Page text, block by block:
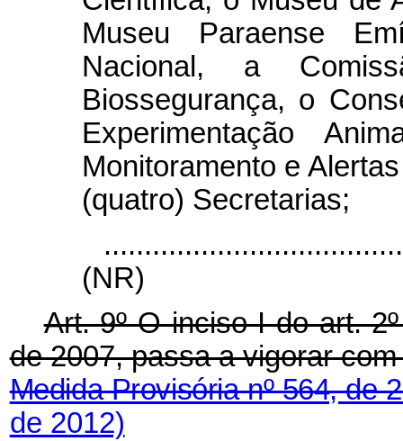
Museu Paraense
Nacional, a
Biossegurança, o
Experimentação
Monitoramento e
(quatro) Secretarias;
(NR)
Art. 9º O inciso I do art.
de 2007, passa a vigorar
Medida Provisória nº 564, de
de 2012)